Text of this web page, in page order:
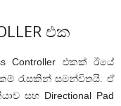
එක
Controller එකක් ඊයේ
රැසකින් සමන්විතයි. ඒ
සහ Directional Pad